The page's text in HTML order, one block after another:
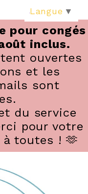
pour congés
inclus.
ouvertes
et les
sont
du service
pour votre
toutes ! 🫶
Langue ▼